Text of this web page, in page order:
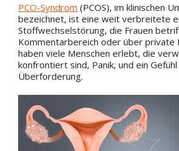
PCO-Syndrom (PCOS), im klinischen
bezeichnet, ist eine weit verbreitete
Stoffwechselstörung, die Frauen
Kommentarbereich oder über private
haben viele Menschen erlebt, die
konfrontiert sind, Panik, und ein
Überforderung.